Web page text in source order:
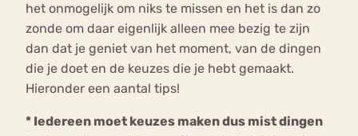
het onmogelijk om niks te missen en het is dan zo
zonde om daar eigenlijk alleen mee bezig te zijn
dan dat je geniet van het moment, van de dingen
die je doet en de keuzes die je hebt gemaakt.
Hieronder een aantal tips!
* Iedereen moet keuzes maken dus mist dingen